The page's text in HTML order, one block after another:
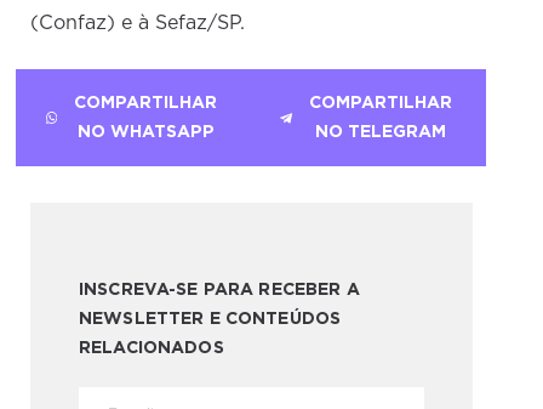
(Confaz) e à Sefaz/SP.
COMPARTILHAR
NO WHATSAPP
COMPARTILHAR
NO TELEGRAM
INSCREVA-SE PARA RECEBER A
NEWSLETTER E CONTEÚDOS
RELACIONADOS